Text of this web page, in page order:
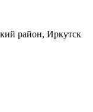
район, Иркутск